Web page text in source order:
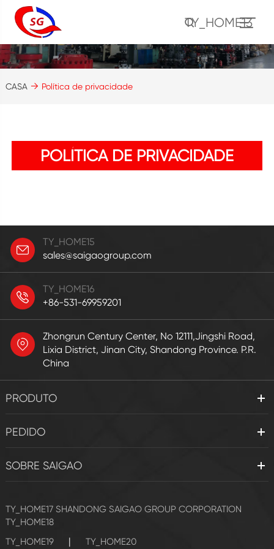
TY_HOME13
CASA Política de privacidade
POLÍTICA DE PRIVACIDADE
TY_HOME15
sales@saigaogroup.com
TY_HOME16
+86-531-69959201
Zhongrun Century Center, No 12111,Jingshi Road,
Lixia District, Jinan City, Shandong Province. P.R.
China
PRODUTO
PEDIDO
SOBRE SAIGAO
TY_HOME17 SHANDONG SAIGAO GROUP CORPORATION
TY_HOME18
TY_HOME19
| TY_HOME20